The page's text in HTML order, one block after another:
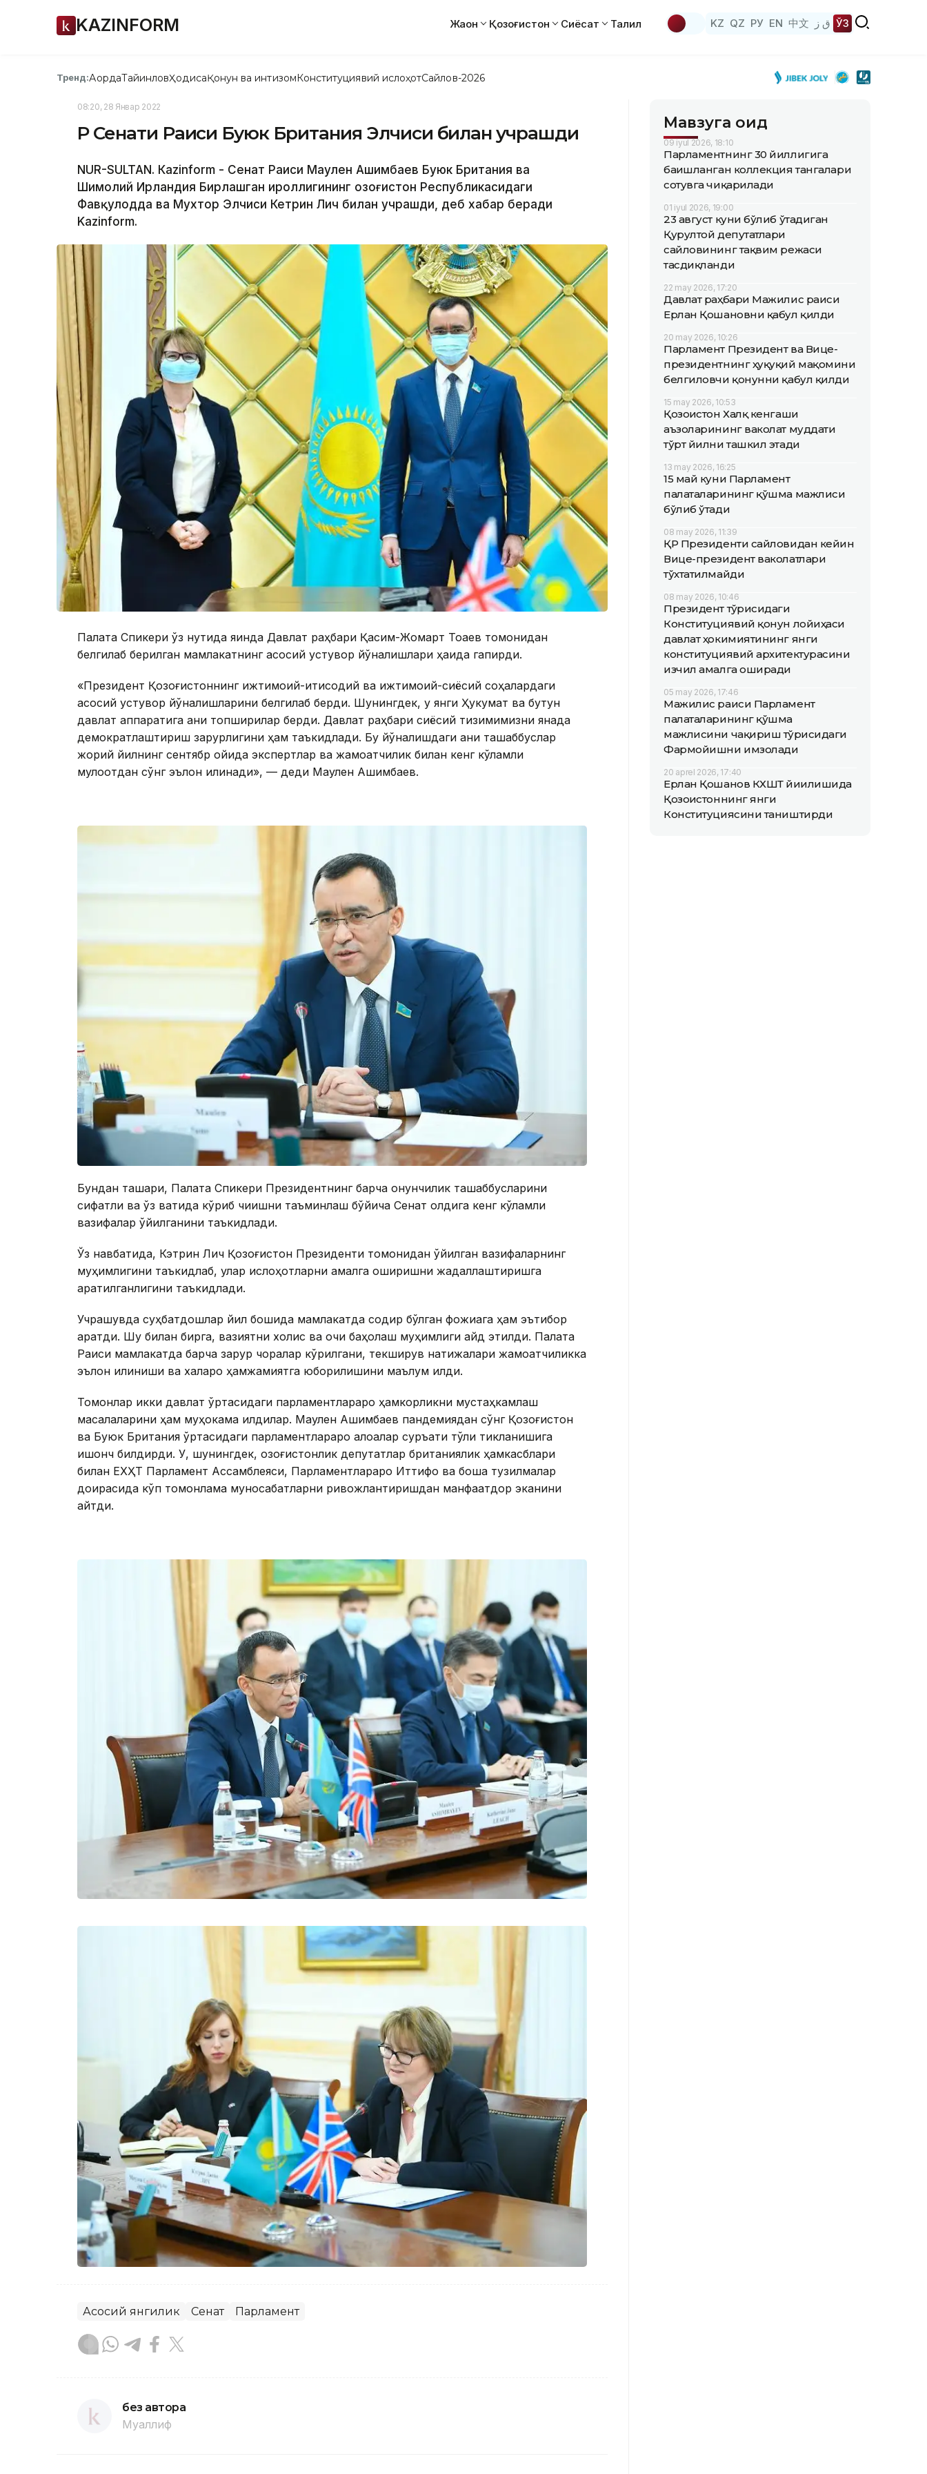
KAZINFORM Жаҳон Қозоғистон Сиёсат Таҳлил KZ QZ РУ EN 中文 ق ز ЎЗ
Тренд:АқордаТайинловҲодисаҚонун ва интизомКонституциявий ислоҳотСайлов-2026
08:20, 28 Январ 2022
ҚР Сенати Раиси Буюк Британия Элчиси билан учрашди
NUR-SULTAN. Кazinform - Сенат Раиси Маулен Ашимбаев Буюк Британия ва
Шимолий Ирландия Бирлашган Қироллигининг Қозоғистон Республикасидаги
Фавқулодда ва Мухтор Элчиси Кетрин Лич билан учрашди, деб хабар беради
Kazinform.
Палата Спикери ўз нутқида яқинда Давлат раҳбари Қасим-Жомарт Тоқаев томонидан
белгилаб берилган мамлакатнинг асосий устувор йўналишлари ҳақида гапирди.
«Президент Қозоғистоннинг ижтимоий-иқтисодий ва ижтимоий-сиёсий соҳалардаги
асосий устувор йўналишларини белгилаб берди. Шунингдек, у янги Ҳукумат ва бутун
давлат аппаратига аниқ топшириқлар берди. Давлат раҳбари сиёсий тизимимизни янада
демократлаштириш зарурлигини ҳам таъкидлади. Бу йўналишдаги аниқ ташаббуслар
жорий йилнинг сентябр ойида экспертлар ва жамоатчилик билан кенг кўламли
мулоқотдан сўнг эълон қилинади», — деди Маулен Ашимбаев.
Бундан ташқари, Палата Спикери Президентнинг барча қонунчилик ташаббусларини
сифатли ва ўз вақтида кўриб чиқишни таъминлаш бўйича Сенат олдига кенг кўламли
вазифалар қўйилганини таъкидлади.
Ўз навбатида, Кэтрин Лич Қозоғистон Президенти томонидан қўйилган вазифаларнинг
муҳимлигини таъкидлаб, улар ислоҳотларни амалга оширишни жадаллаштиришга
қаратилганлигини таъкидлади.
Учрашувда суҳбатдошлар йил бошида мамлакатда содир бўлган фожиага ҳам эътибор
қаратди. Шу билан бирга, вазиятни холис ва очиқ баҳолаш муҳимлиги қайд этилди. Палата
Раиси мамлакатда барча зарур чоралар кўрилгани, текширув натижалари жамоатчиликка
эълон қилиниши ва халқаро ҳамжамиятга юборилишини маълум қилди.
Томонлар икки давлат ўртасидаги парламентлараро ҳамкорликни мустаҳкамлаш
масалаларини ҳам муҳокама қилдилар. Маулен Ашимбаев пандемиядан сўнг Қозоғистон
ва Буюк Британия ўртасидаги парламентлараро алоқалар суръати тўлиқ тикланишига
ишонч билдирди. У, шунингдек, қозоғистонлик депутатлар британиялик ҳамкасблари
билан ЕХҲТ Парламент Ассамблеяси, Парламентлараро Иттифоқ ва бошқа тузилмалар
доирасида кўп томонлама муносабатларни ривожлантиришдан манфаатдор эканини
айтди.
Асосий янгилик Сенат Парламент
без автора
Муаллиф
Мавзуга оид
09 iyul 2026, 18:10
Парламентнинг 30 йиллигига
бағишланган коллекция тангалари
сотувга чиқарилади
01 iyul 2026, 19:00
23 август куни бўлиб ўтадиган
Қурултой депутатлари
сайловининг тақвим режаси
тасдиқланди
22 may 2026, 17:20
Давлат раҳбари Мажилис раиси
Ерлан Қошановни қабул қилди
20 may 2026, 10:26
Парламент Президент ва Вице-
президентнинг ҳуқуқий мақомини
белгиловчи қонунни қабул қилди
15 may 2026, 10:53
Қозоғистон Халқ кенгаши
аъзоларининг ваколат муддати
тўрт йилни ташкил этади
13 may 2026, 16:25
15 май куни Парламент
палаталарининг қўшма мажлиси
бўлиб ўтади
08 may 2026, 11:39
ҚР Президенти сайловидан кейин
Вице-президент ваколатлари
тўхтатилмайди
08 may 2026, 10:46
Президент тўғрисидаги
Конституциявий қонун лойиҳаси
давлат ҳокимиятининг янги
конституциявий архитектурасини
изчил амалга оширади
05 may 2026, 17:46
Мажилис раиси Парламент
палаталарининг қўшма
мажлисини чақириш тўғрисидаги
Фармойишни имзолади
20 aprel 2026, 17:40
Ерлан Қошанов КХШТ йиғилишида
Қозоғистоннинг янги
Конституциясини таништирди